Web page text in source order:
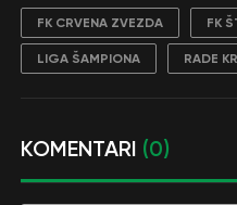
FK CRVENA ZVEZDA FK
LIGA ŠAMPIONA RADE
KOMENTARI (0)